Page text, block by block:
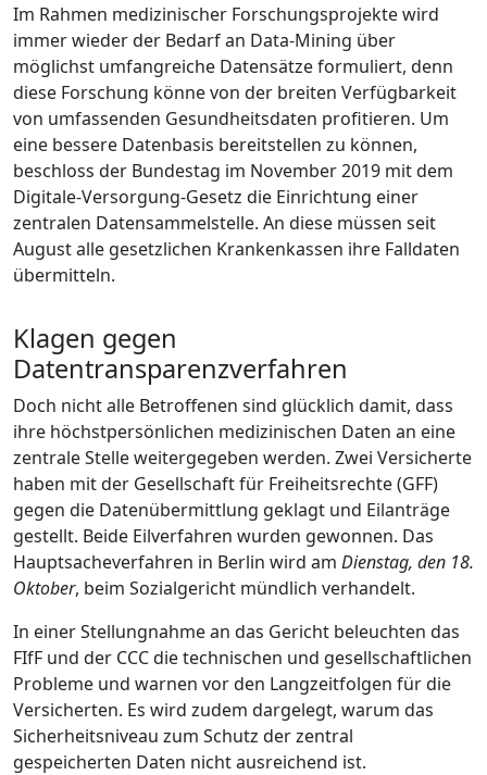
Im Rahmen medizinischer Forschungsprojekte wird
immer wieder der Bedarf an Data-Mining über
möglichst umfangreiche Datensätze formuliert, denn
diese Forschung könne von der breiten Verfügbarkeit
von umfassenden Gesundheitsdaten profitieren. Um
eine bessere Datenbasis bereitstellen zu können,
beschloss der Bundestag im November 2019 mit dem
Digitale-Versorgung-Gesetz die Einrichtung einer
zentralen Datensammelstelle. An diese müssen seit
August alle gesetzlichen Krankenkassen ihre Falldaten
übermitteln.
Klagen gegen
Datentransparenzverfahren
Doch nicht alle Betroffenen sind glücklich damit, dass
ihre höchstpersönlichen medizinischen Daten an eine
zentrale Stelle weitergegeben werden. Zwei Versicherte
haben mit der Gesellschaft für Freiheitsrechte (GFF)
gegen die Datenübermittlung geklagt und Eilanträge
gestellt. Beide Eilverfahren wurden gewonnen. Das
Hauptsacheverfahren in Berlin wird am Dienstag, den 18.
Oktober, beim Sozialgericht mündlich verhandelt.
In einer Stellungnahme an das Gericht beleuchten das
FIfF und der CCC die technischen und gesellschaftlichen
Probleme und warnen vor den Langzeitfolgen für die
Versicherten. Es wird zudem dargelegt, warum das
Sicherheitsniveau zum Schutz der zentral
gespeicherten Daten nicht ausreichend ist.